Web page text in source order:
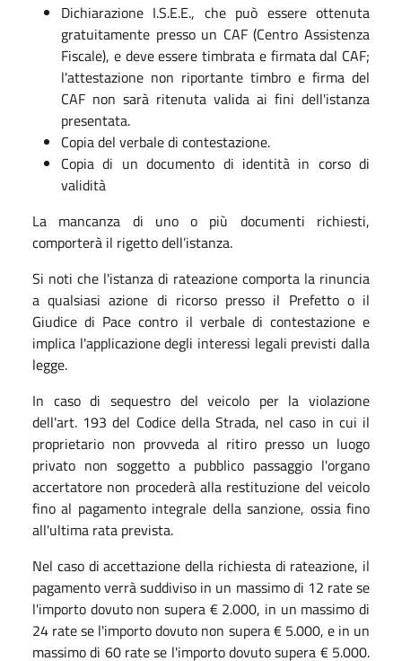
Dichiarazione I.S.E.E., che può essere ottenuta
gratuitamente presso un CAF (Centro Assistenza
Fiscale), e deve essere timbrata e firmata dal CAF;
l'attestazione non riportante timbro e firma del
CAF non sarà ritenuta valida ai fini dell'istanza
presentata.
Copia del verbale di contestazione.
Copia di un documento di identità in corso di
validità
La mancanza di uno o più documenti richiesti,
comporterà il rigetto dell’istanza.
Si noti che l'istanza di rateazione comporta la rinuncia
a qualsiasi azione di ricorso presso il Prefetto o il
Giudice di Pace contro il verbale di contestazione e
implica l'applicazione degli interessi legali previsti dalla
legge.
In caso di sequestro del veicolo per la violazione
dell'art. 193 del Codice della Strada, nel caso in cui il
proprietario non provveda al ritiro presso un luogo
privato non soggetto a pubblico passaggio l'organo
accertatore non procederà alla restituzione del veicolo
fino al pagamento integrale della sanzione, ossia fino
all'ultima rata prevista.
Nel caso di accettazione della richiesta di rateazione, il
pagamento verrà suddiviso in un massimo di 12 rate se
l'importo dovuto non supera € 2.000, in un massimo di
24 rate se l'importo dovuto non supera € 5.000, e in un
massimo di 60 rate se l'importo dovuto supera € 5.000.